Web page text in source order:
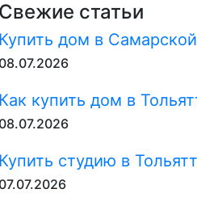
Свежие статьи
Купить дом в
08.07.2026
Как купить дом в
08.07.2026
Купить студию в
07.07.2026